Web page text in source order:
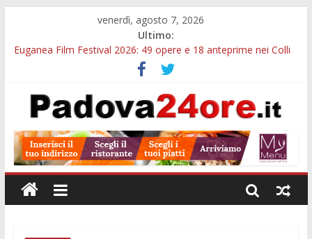
venerdì, agosto 7, 2026
Ultimo:
Euganea Film Festival 2026: 49 opere e 18 anteprime nei Colli
Slow Looking agli Eremitani: un’ora per osservare davvero
un’opera
Notizie di Padova alle ore 21: lavoratore morto, credito sul
Orto Botanico Padova: visite ed escursioni fino a settembre
Concorso Università di Padova: 5 funzionari, domande entro il
7 agosto